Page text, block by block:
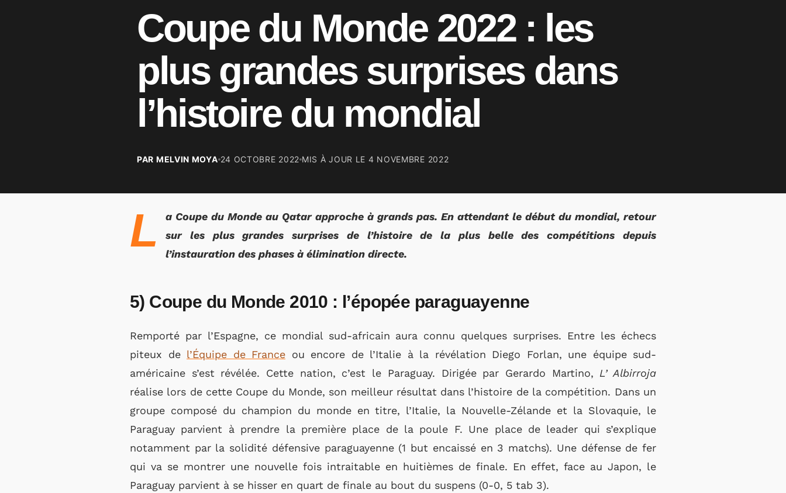
Coupe du Monde 2022 : les
plus grandes surprises dans
l’histoire du mondial
PAR MELVIN MOYA 24 OCTOBRE 2022 MIS À JOUR LE 4 NOVEMBRE 2022
L
a Coupe du Monde au Qatar approche à grands pas. En attendant le début du mondial, retour
sur les plus grandes surprises de l’histoire de la plus belle des compétitions depuis
l’instauration des phases à élimination directe.
5) Coupe du Monde 2010 : l’épopée paraguayenne
Remporté par l’Espagne, ce mondial sud-africain aura connu quelques surprises. Entre les échecs
piteux de l’Équipe de France ou encore de l’Italie à la révélation Diego Forlan, une équipe sud-
américaine s’est révélée. Cette nation, c’est le Paraguay. Dirigée par Gerardo Martino, L’ Albirroja
réalise lors de cette Coupe du Monde, son meilleur résultat dans l’histoire de la compétition. Dans un
groupe composé du champion du monde en titre, l’Italie, la Nouvelle-Zélande et la Slovaquie, le
Paraguay parvient à prendre la première place de la poule F. Une place de leader qui s’explique
notamment par la solidité défensive paraguayenne (1 but encaissé en 3 matchs). Une défense de fer
qui va se montrer une nouvelle fois intraitable en huitièmes de finale. En effet, face au Japon, le
Paraguay parvient à se hisser en quart de finale au bout du suspens (0-0, 5 tab 3).